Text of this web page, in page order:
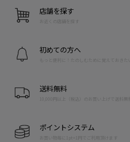
店舗を探す
お近くの店舗を探す
初めての方へ
もっと便利に！たのしむために覚えておきたい
送料無料
10,000円以上（税込）のお買い上げで送料無料
ポイントシステム
お買い物毎に1pt=1円でご利用頂けます